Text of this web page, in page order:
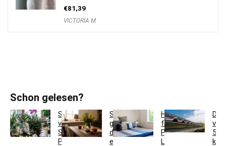
€81,39
VICTORIA M
Schon gelesen?
So
verwandeln
Sie
Pflanzgefäße
So
gestaltest
du
ein
Hotelbettwäsche
für
Privatkunden:
Luxus
5